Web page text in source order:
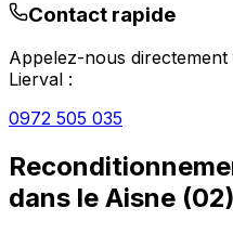
Contact rapide
Appelez-nous
Lierval :
0972 505 035
dans le Aisne (02)